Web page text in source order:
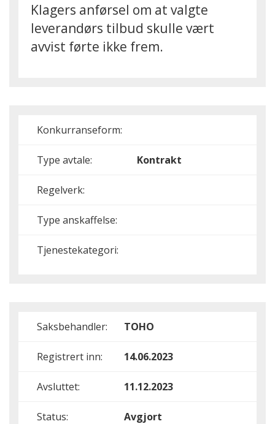
Klagers anførsel om at valgte
leverandørs tilbud skulle vært
avvist førte ikke frem.
Konkurranseform:
Type avtale: Kontrakt
Regelverk:
Type anskaffelse:
Tjenestekategori:
Saksbehandler: TOHO
Registrert inn: 14.06.2023
Avsluttet: 11.12.2023
Status: Avgjort